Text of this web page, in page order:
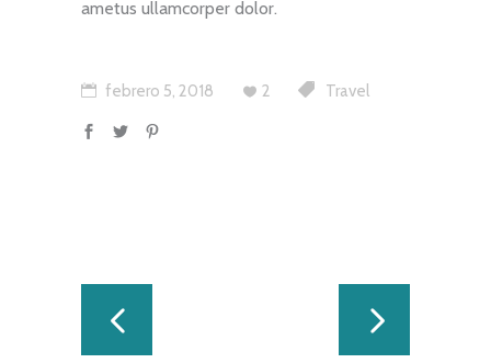
ametus ullamcorper dolor.
febrero 5, 2018 2 Travel